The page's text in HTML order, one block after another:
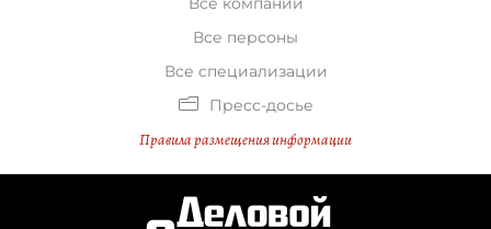
Все персоны
Все специализации
Пресс-досье
Правила размещения информации